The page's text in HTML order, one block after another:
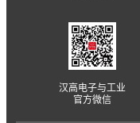
汉高电子与工业
官方微信